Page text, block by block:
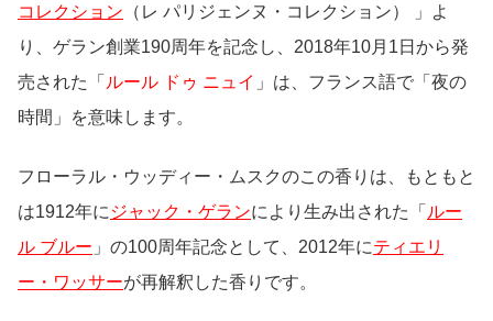
コレクション （レ パリジェンヌ・コレクション） 」よ
り、ゲラン創業190周年を記念し、2018年10月1日から発
売された「 ルール ドゥ ニュイ 」は、フランス語で「夜の
時間」を意味します。
フローラル・ウッディー・ムスクのこの香りは、もともと
は1912年に ジャック・ゲランにより生み出された「 ルー
ル ブルー 」の100周年記念として、2012年にティエリ
ー・ワッサーが再解釈した香りです。